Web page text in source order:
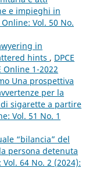
e impieghi in
Online: Vol. 50 No.
in
hints , DPCE
Online 1-2022
Una prospettiva
per la
sigarette a partire
Vol. 51 No. 1
“bilancia” del
persona detenuta
Vol. 64 No. 2 (2024):